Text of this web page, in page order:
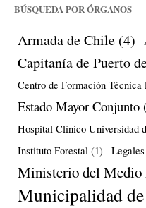
BÚSQUEDA POR ÓRGANOS
Armada de Chile (4)
Capitanía de Puerto
Centro de Formación
Estado Mayor Conjunto
Hospital Clínico Universidad
Instituto Forestal (1) Legales
Ministerio del Medio
Municipalidad